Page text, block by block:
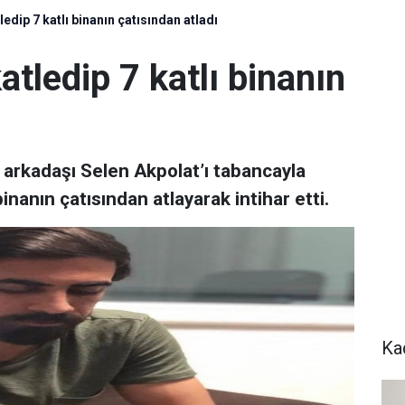
7 katlı binanın çatısından atladı
7 katlı binanın
arkadaşı Selen Akpolat’ı tabancayla
çatısından atlayarak intihar etti.